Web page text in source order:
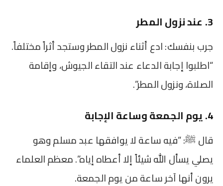
3. عند نزول المطر
جرب بنفسك: ادع أثناء نزول المطر وستجد أثراً مختلفاً.
“اطلبوا إجابة الدعاء عند التقاء الجيوش، وإقامة
الصلاة، ونزول المطر”.
4. يوم الجمعة وساعة الإجابة
قال ﷺ: “فيه ساعة لا يوافقها عبد مسلم وهو
يصلي يسأل الله شيئاً إلا أعطاه إياه”. معظم العلماء
يرون أنها آخر ساعة من يوم الجمعة.